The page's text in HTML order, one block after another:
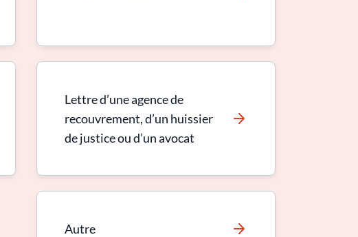
Lettre d’une agence de
recouvrement, d’un huissier
de justice ou d’un avocat
Autre